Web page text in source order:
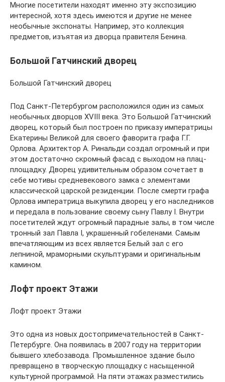
Многие посетители находят именно эту экспозицию
интересной, хотя здесь имеются и другие не менее
необычные экспонаты. Например, это коллекция
предметов, изъятая из дворца правителя Бенина.
Большой Гатчинский дворец
Большой Гатчинский дворец
Под Санкт-Петербургом расположился один из самых
необычных дворцов XVIII века. Это Большой Гатчинский
дворец, который был построен по приказу императрицы
Екатерины Великой для своего фаворита графа Г.Г.
Орлова. Архитектор А. Ринальди создал огромный и при
этом достаточно скромный фасад с выходом на плац-
площадку. Дворец удивительным образом сочетает в
себе мотивы средневекового замка с элементами
классической царской резиденции. После смерти графа
Орлова императрица выкупила дворец у его наследников
и передала в пользование своему сыну Павлу I. Внутри
посетителей ждут огромный парадные залы, в том числе
тронный зал Павла I, украшенный гобеленами. Самым
впечатляющим из всех является Белый зал с его
лепниной, мраморными скульптурами и оригинальным
камином.
Лофт проект Этажи
Лофт проект Этажи
Это одна из новых достопримечательностей в Санкт-
Петербурге. Она появилась в 2007 году на территории
бывшего хлебозавода. Промышленное здание было
превращено в творческую площадку с насыщенной
культурной программой. На пяти этажах разместились